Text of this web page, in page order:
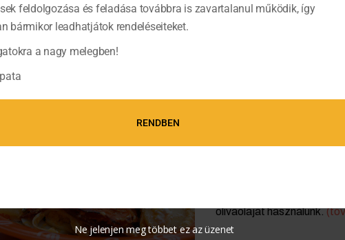
Zöldséges rakott
Átvariáljuk a
picit: száműzzük a
olívaolajat használunk.
feldolgozása és feladása továbbra is zavartalanul működik, így
bármikor leadhatjátok rendeléseiteket.
a nagy melegben!
RENDBEN
Ne jelenjen meg többet ez az üzenet